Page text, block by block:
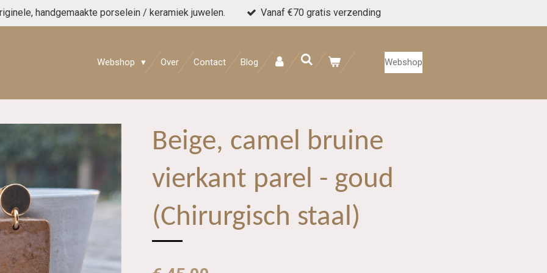
handgemaakte porselein / keramiek juwelen. Vanaf €70 gratis verzending
Webshop Over Contact Blog Webshop
Beige, camel bruine
vierkant parel - goud
(Chirurgisch staal)